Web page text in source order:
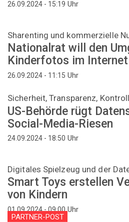
26.09.2024 - 15:19 Uhr
Sharenting und kommerzielle
Nationalrat will den
Kinderfotos im
26.09.2024 - 11:15 Uhr
Sicherheit, Transparenz,
US-Behörde rügt
Social-Media-Riesen
24.09.2024 - 18:50 Uhr
Digitales Spielzeug und der
Smart Toys erstellen
von Kindern
01.09.2024 - 09:00Uhr
PARTNER-POST